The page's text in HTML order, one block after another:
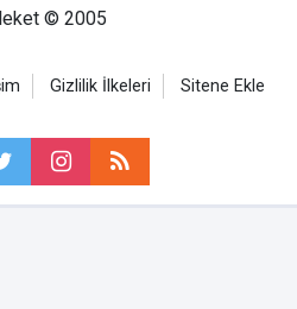
© 2005
Gizlilik İlkeleri Sitene Ekle